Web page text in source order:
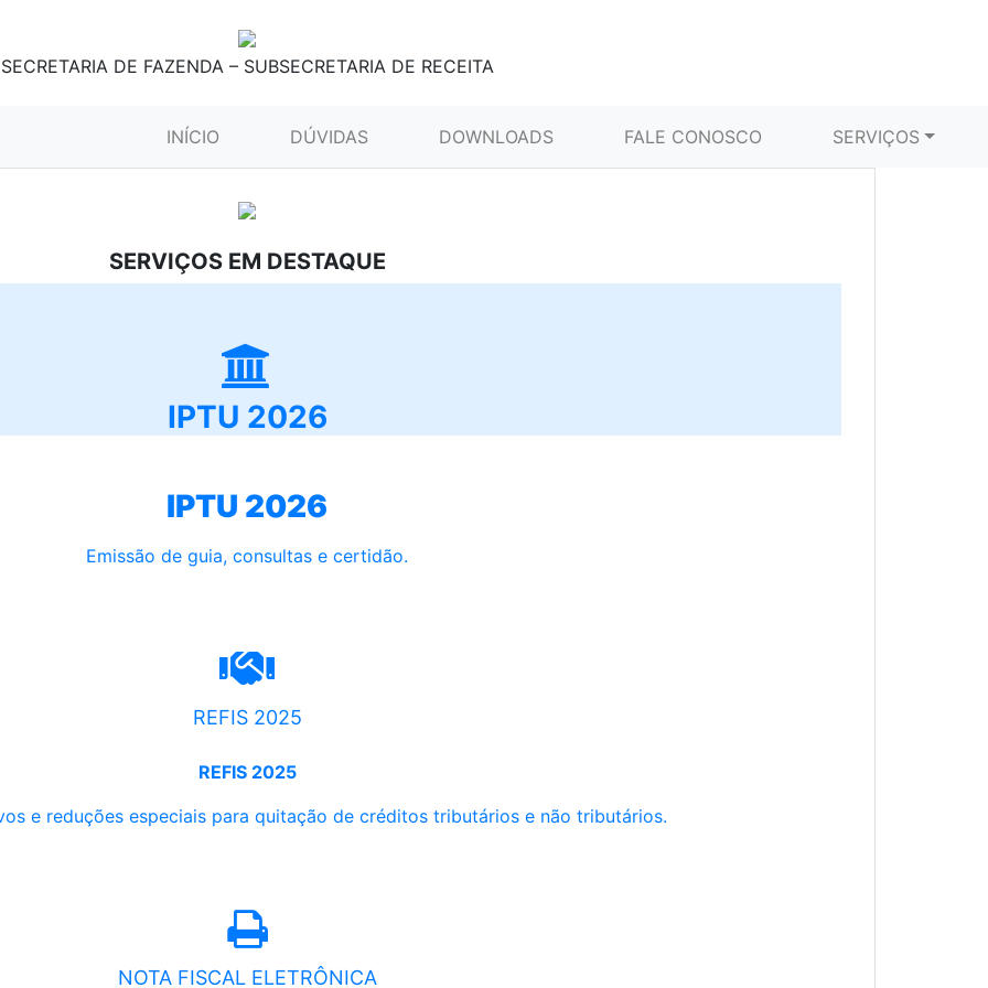
SECRETARIA DE FAZENDA – SUBSECRETARIA DE RECEITA
INÍCIO (CURRENT)DÚVIDAS DOWNLOADS FALE CONOSCO SERVIÇOS
SERVIÇOS EM DESTAQUE
IPTU 2026
IPTU 2026
Emissão de guia, consultas e certidão.
REFIS 2025
REFIS 2025
e reduções especiais para quitação de créditos tributários e não tributários.
NOTA FISCAL ELETRÔNICA